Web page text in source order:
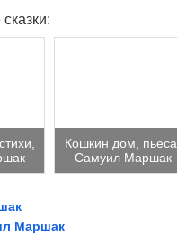
Кошкин дом, пьеса,
Самуил Маршак
Маршак